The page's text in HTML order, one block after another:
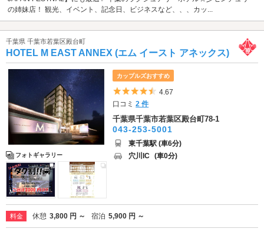
の姉妹店！ 観光、イベント、記念日、ビジネスなど、、、カッ...
千葉県 千葉市若葉区殿台町
HOTEL M EAST ANNEX (エム イースト アネックス)
フォトギャラリー
カップルズおすすめ
5つ星のうち4.5
4.67
口コミ2 件
千葉県千葉市若葉区殿台町78-1
043-253-5001
東千葉駅 (車6分)
穴川IC (車0分)
料金 休憩 3,800 円 ～ 宿泊 5,900 円 ～